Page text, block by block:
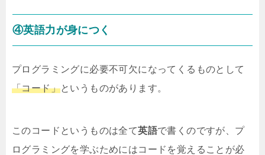
④英語力が身につく
プログラミングに必要不可欠になってくるものとして
「コード」というものがあります。
このコードというものは全て英語で書くのですが、プ
ログラミングを学ぶためにはコードを覚えることが必